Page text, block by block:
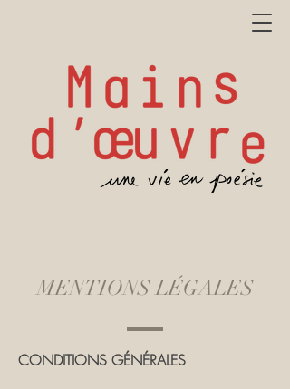
MENTIONS LÉGALES
CONDITIONS GÉNÉRALES